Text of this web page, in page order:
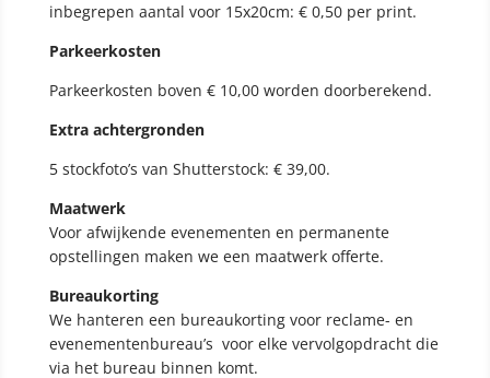
inbegrepen aantal voor 15x20cm: € 0,50 per print.
Parkeerkosten
Parkeerkosten boven € 10,00 worden doorberekend.
Extra achtergronden
5 stockfoto’s van Shutterstock: € 39,00.
Maatwerk
Voor afwijkende evenementen en permanente
opstellingen maken we een maatwerk offerte.
Bureaukorting
We hanteren een bureaukorting voor reclame- en
evenementenbureau’s voor elke vervolgopdracht die
via het bureau binnen komt.